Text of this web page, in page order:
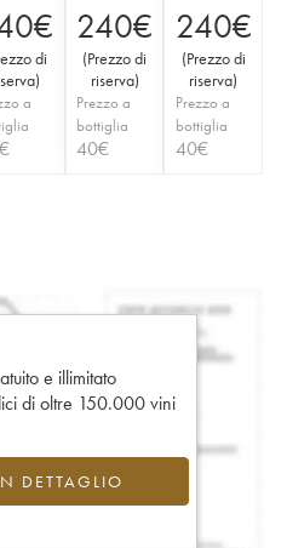
€
di
)
a
€
240€
(Prezzo di
riserva)
Prezzo a
bottiglia
40€
240€
(Prezzo di
riserva)
Prezzo a
bottiglia
40€
e illimitato
di oltre 150.000 vini
DETTAGLIO